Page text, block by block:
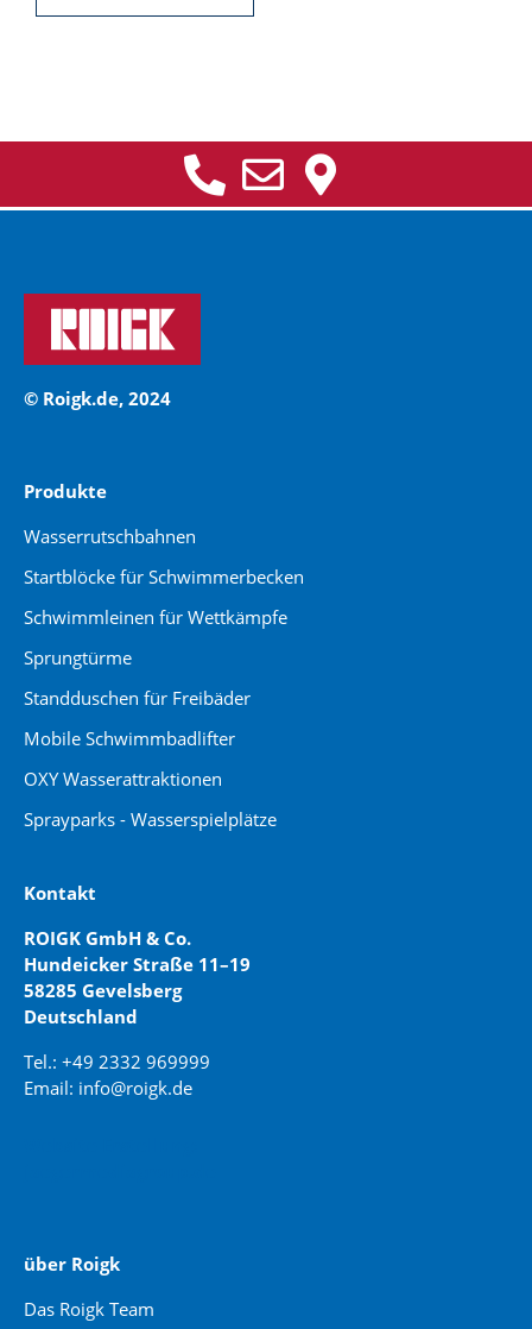
© Roigk.de, 2024
Produkte
Wasserrutschbahnen
Startblöcke für Schwimmerbecken
Schwimmleinen für Wettkämpfe
Sprungtürme
Standduschen für Freibäder
Mobile Schwimmbadlifter
OXY Wasserattraktionen
Sprayparks - Wasserspielplätze
Kontakt
ROIGK GmbH & Co.
Hundeicker Straße 11–19
58285 Gevelsberg
Deutschland
Tel.: +49 2332 969999
Email: info@roigk.de
über Roigk
Das Roigk Team